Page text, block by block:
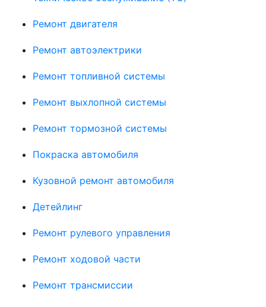
Ремонт двигателя
Ремонт автоэлектрики
Ремонт топливной системы
Ремонт выхлопной системы
Ремонт тормозной системы
Покраска автомобиля
Кузовной ремонт автомобиля
Детейлинг
Ремонт рулевого управления
Ремонт ходовой части
Ремонт трансмиссии